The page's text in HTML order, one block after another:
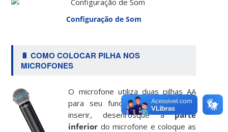
Configuração de Som
🔋 COMO COLOCAR PILHA NOS
MICROFONES
O microfone utiliza duas pilhas AA
para seu funcionamento. Para as
inserir, desenrosque aparte
inferior do microfone e coloque as